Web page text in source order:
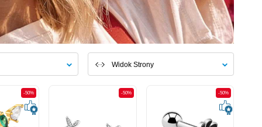
Widok Strony
-50%
-50% -50%
-50% -50%
-50%